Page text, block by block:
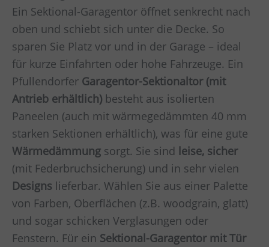
Ein Sektional-Garagentor öffnet senkrecht nach
oben und schiebt sich unter die Decke. So
sparen Sie Platz vor und in der Garage – ideal
für kurze Einfahrten oder hohe Fahrzeuge. Ein
Pfullendorfer Garagentor-Sektionaltor (mit
Antrieb erhältlich) besteht aus isolierten
Paneelen (auch mit wärmegedämmten 40 mm
starken Sektionen erhältlich), was für eine gute
Wärmedämmung sorgt. Sie sind leise, sicher
(mit Federbruchsicherung) und in sehr vielen
Designs lieferbar. Wählen Sie aus einer Palette
von Farben, Oberflächen (z.B. woodgrain, glatt)
und sogar schicken Verglasungen oder
Fenstern. Für ein Sektional-Garagentor mit Tür